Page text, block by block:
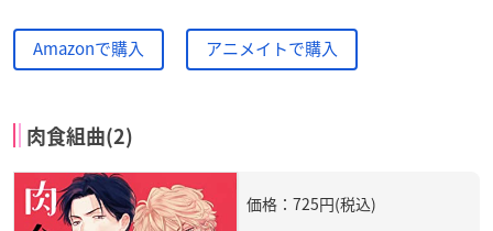
Amazonで購入 アニメイトで購入
肉食組曲(2)
価格：725円(税込)